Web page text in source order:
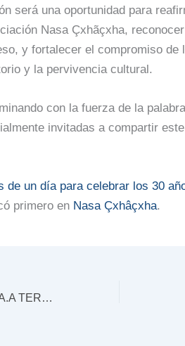
será una oportunidad para
Nasa Çxhãçxha,
y fortalecer el compromiso de
y la pervivencia cultural.
con la fuerza de la
invitadas a compartir
de un día para celebrar los 30
primero en Nasa Çxhâçxha.
COMUNICADO DE LA A.A.A TERRITORIALES NASA ÇXHÃÇXHA